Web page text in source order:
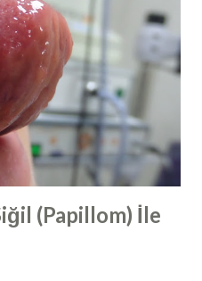
kulak tüpü takılması
Geniz eti
sonunda, geniz etinin
kaybından sorumlu
dan Willhelm Meyer
geniz eti
yapılan ameliyatlardan ...
(Papillom) İle